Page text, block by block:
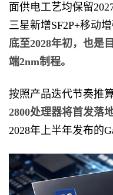
面供电工艺均保留
三星新增SF2P+移动增
底至2028年初，也是
端2nm制程。
按照产品迭代节奏推
2800处理器将首发落
2028年上半年发布的